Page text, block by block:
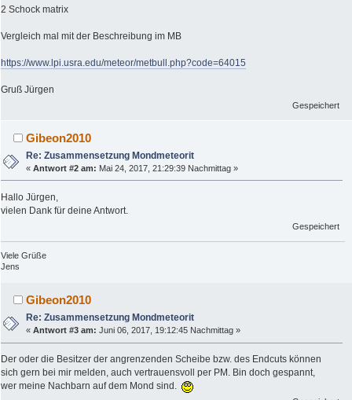
2 Schock matrix
Vergleich mal mit der Beschreibung im MB
https://www.lpi.usra.edu/meteor/metbull.php?code=64015
Gruß Jürgen
Gespeichert
Gibeon2010
Re: Zusammensetzung Mondmeteorit
«Antwort #2 am: Mai 24, 2017, 21:29:39 Nachmittag »
Hallo Jürgen,
vielen Dank für deine Antwort.
Gespeichert
Viele Grüße
Jens
Gibeon2010
Re: Zusammensetzung Mondmeteorit
«Antwort #3 am: Juni 06, 2017, 19:12:45 Nachmittag »
Der oder die Besitzer der angrenzenden Scheibe bzw. des Endcuts können
sich gern bei mir melden, auch vertrauensvoll per PM. Bin doch gespannt,
wer meine Nachbarn auf dem Mond sind.